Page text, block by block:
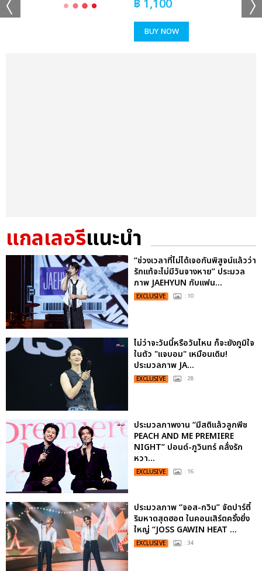
฿ 1,100
BUY NOW
แกลเลอรีแนะนำ
“ช่วงเวลาที่ไม่ได้เจอกันพิสูจน์แล้วว่า
รักแท้จะไม่มีวันจางหาย” ประมวล
ภาพ JAEHYUN กับแฟน...
EXCLUSIVE : 10
ไม่ว่าจะวันนี้หรือวันไหน ก็จะยังภูมิใจ
ในตัว "แจบอม" เหมือนเดิม!
ประมวลภาพ JA...
EXCLUSIVE : 28
ประมวลภาพงาน “มีสติแล้วลูกพีช
PEACH AND ME PREMIERE
NIGHT” ปอนด์-ภูวินทร์ คลั่งรัก
หวา...
EXCLUSIVE : 16
ประมวลภาพ “จอส-กวิน” จัดปาร์ตี้
ริมหาดสุดฮอต ในคอนเสิร์ตครั้งยิ่ง
ใหญ่ “JOSS GAWIN HEAT ...
EXCLUSIVE : 34